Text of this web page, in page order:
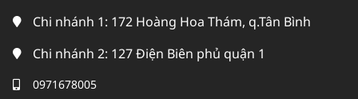
Chi nhánh 1: 172 Hoàng Hoa Thám, q.Tân Bình
Chi nhánh 2: 127 Điện Biên phủ quận 1
0971678005